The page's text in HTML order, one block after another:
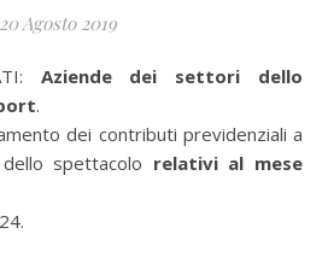
20 Agosto 2019
Aziende dei settori dello
.
dei contributi previdenziali a
spettacolo relativi al mese